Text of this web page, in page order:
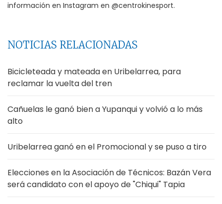
información en Instagram en @centrokinesport.
NOTICIAS RELACIONADAS
Bicicleteada y mateada en Uribelarrea, para
reclamar la vuelta del tren
Cañuelas le ganó bien a Yupanqui y volvió a lo más
alto
Uribelarrea ganó en el Promocional y se puso a tiro
Elecciones en la Asociación de Técnicos: Bazán Vera
será candidato con el apoyo de "Chiqui" Tapia